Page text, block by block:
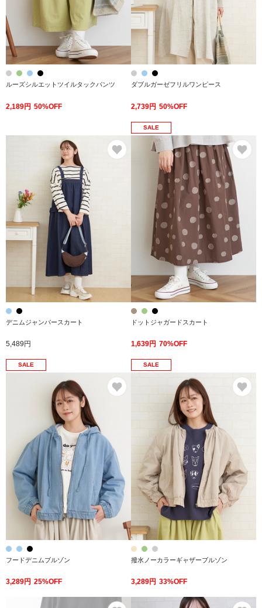
ルーズシルエットツイルタックパンツ
2,189円 50%OFF
ダブルガーゼフリルワンピース
2,739円 50%OFF
お気に入り
デニムジャンパースカート
5,489円
SALE
ドットジャガードスカート
1,639円 70%OFF
SALE
フードデニムブルゾン
3,289円 25%OFF
SALE
撥水ノーカラーギャザーブルゾン
3,289円 33%OFF